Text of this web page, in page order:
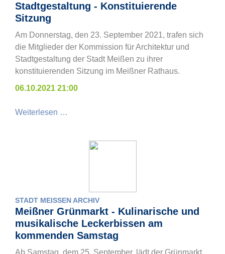
Stadtgestaltung - Konstituierende
Sitzung
Am Donnerstag, den 23. September 2021, trafen sich
die Mitglieder der Kommission für Architektur und
Stadtgestaltung der Stadt Meißen zu ihrer
konstituierenden Sitzung im Meißner Rathaus.
06.10.2021 21:00
Weiterlesen …
STADT MEISSEN ARCHIV
Meißner Grünmarkt - Kulinarische und
musikalische Leckerbissen am
kommenden Samstag
Ab Samstag, dem 25. September, lädt der Grünmarkt